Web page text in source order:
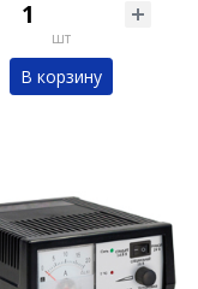
шт
В корзину